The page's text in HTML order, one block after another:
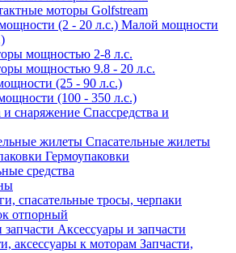
моторы Golfstream
Малой мощности
мощностью 2-8 л.с.
мощностью 9.8 - 20 л.с.
(25 - 90 л.с.)
(100 - 350 л.с.)
Спассредства и
Спасательные жилеты
Гермоупаковки
средства
спасательные тросы, черпаки
отпорный
Аксессуары и запчасти
Запчасти,